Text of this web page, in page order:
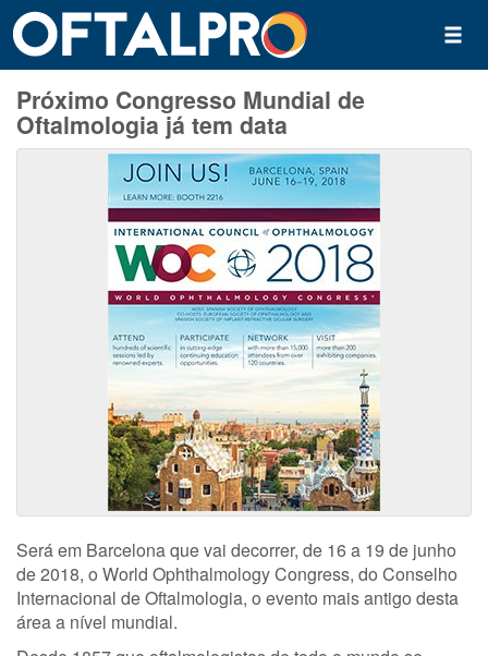
Próximo Congresso Mundial de
Oftalmologia já tem data
Será em Barcelona que vai decorrer, de 16 a 19 de junho
de 2018, o World Ophthalmology Congress, do Conselho
Internacional de Oftalmologia, o evento mais antigo desta
área a nível mundial.